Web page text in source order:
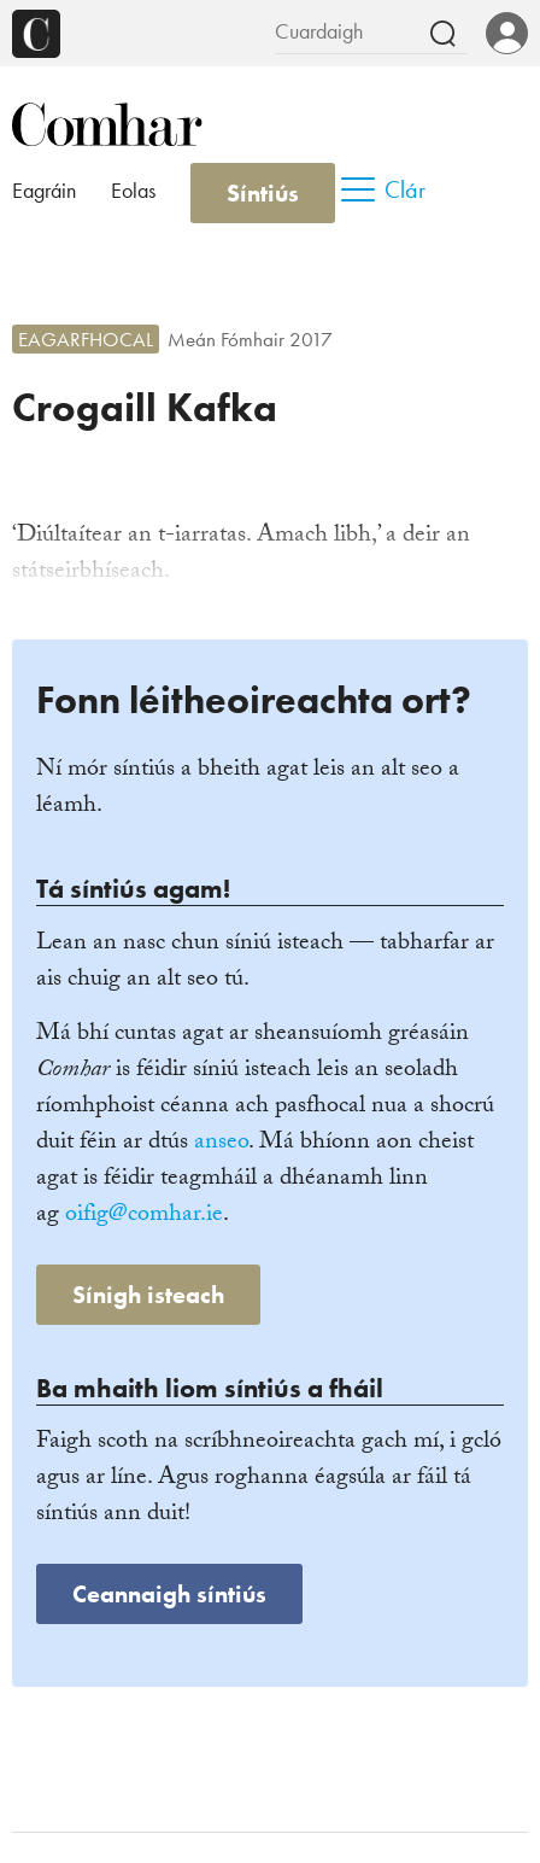
Eagráin Eolas Síntiús Clár
Crogaill Kafka
EAGARFHOCAL Meán Fómhair 2017
‘Diúltaítear an t-iarratas. Amach libh,’ a deir an
státseirbhíseach.
Fonn léitheoireachta ort?
Ní mór síntiús a bheith agat leis an alt seo a
léamh.
Tá síntiús agam!
Lean an nasc chun síniú isteach — tabharfar ar
ais chuig an alt seo tú.
Má bhí cuntas agat ar sheansuíomh gréasáin
Comharis féidir síniú isteach leis an seoladh
ríomhphoist céanna ach pasfhocal nua a shocrú
duit féin ar dtúsanseo. Má bhíonn aon cheist
agat is féidir teagmháil a dhéanamh linn
agoifig@comhar.ie.
Sínigh isteach
Ba mhaith liom síntiús a fháil
Faigh scoth na scríbhneoireachta gach mí, i gcló
agus ar líne. Agus roghanna éagsúla ar fáil tá
síntiús ann duit!
Ceannaigh síntiús